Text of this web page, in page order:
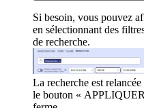
Si besoin, vous pouvez
en sélectionnant des
de recherche.
La recherche est
le bouton «